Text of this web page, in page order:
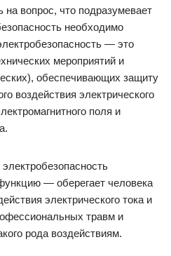
на вопрос, что подразумевает
необходимо
— это
мероприятий и
обеспечивающих защиту
воздействия электрического
поля и
— оберегает человека
электрического тока и
травм и
рода воздействиям.